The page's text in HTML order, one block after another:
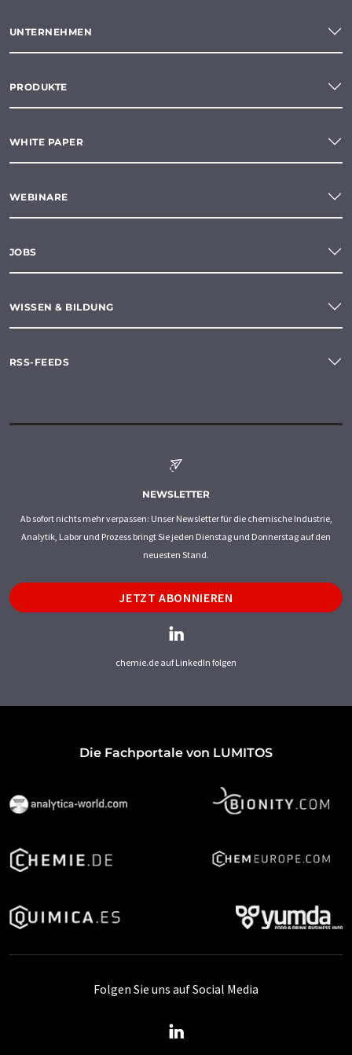
UNTERNEHMEN
PRODUKTE
WHITE PAPER
WEBINARE
JOBS
WISSEN & BILDUNG
RSS-FEEDS
NEWSLETTER
Ab sofort nichts mehr verpassen: Unser Newsletter für die chemische Industrie,
Analytik, Labor und Prozess bringt Sie jeden Dienstag und Donnerstag auf den
neuesten Stand.
JETZT ABONNIEREN
chemie.de auf LinkedIn folgen
Die Fachportale von LUMITOS
Folgen Sie uns auf Social Media